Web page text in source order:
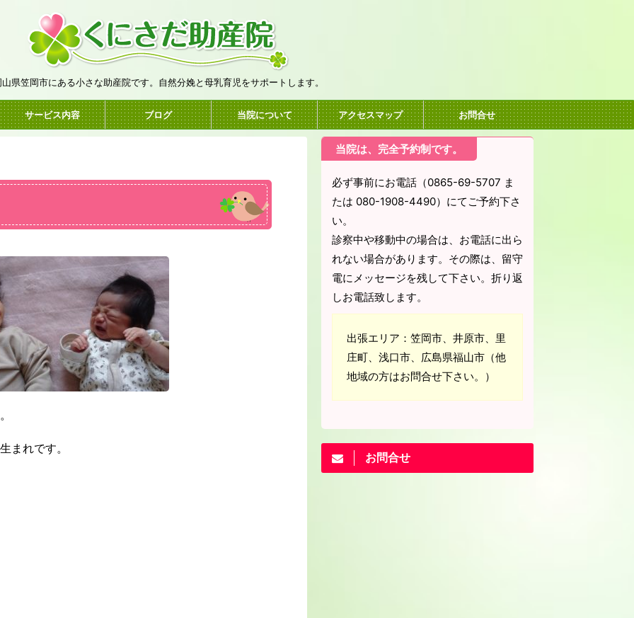
山県笠岡市にある小さな助産院です。自然分娩と母乳育児をサポートします。
サービス内容 ブログ 当院について アクセスマップ お問合せ
まれです。
当院は、完全予約制です。
必ず事前にお電話（0865-69-5707 ま
たは 080-1908-4490）にてご予約下さ
い。
診察中や移動中の場合は、お電話に出ら
れない場合があります。その際は、留守
電にメッセージを残して下さい。折り返
しお電話致します。
出張エリア：笠岡市、井原市、里
庄町、浅口市、広島県福山市（他
地域の方はお問合せ下さい。）
お問合せ